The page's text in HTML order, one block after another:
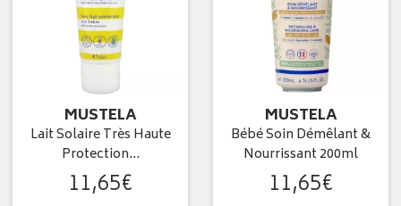
MUSTELA
Lait Solaire Très Haute
Protection…
11,65€
MUSTELA
Bébé Soin Démêlant &
Nourrissant 200ml
11,65€